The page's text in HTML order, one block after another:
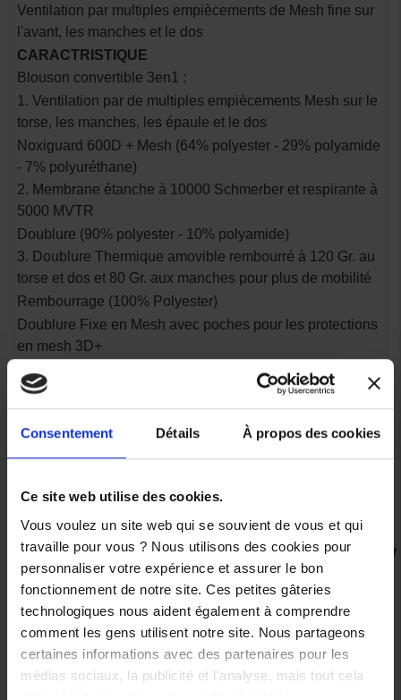
Consentement Détails À propos des cookies
Ce site web utilise des cookies.
Vous voulez un site web qui se souvient de vous et qui
travaille pour vous ? Nous utilisons des cookies pour
personnaliser votre expérience et assurer le bon
fonctionnement de notre site. Ces petites gâteries
technologiques nous aident également à comprendre
comment les gens utilisent notre site. Nous partageons
certaines informations avec des partenaires pour les
médias sociaux, la publicité et l'analyse, mais tout cela
Ventilation par multiples empiècements de Mesh fine sur
l'avant, les manches et le dos
CARACTRISTIQUE
Blouson convertible 3en1 :
1. Ventilation par de multiples empiècements Mesh sur le
torse, les manches, les épaule et le dos
Noxiguard 600D + Mesh (64% polyester - 29% polyamide
- 7% polyuréthane)
2. Membrane étanche à 10000 Schmerber et respirante à
5000 MVTR
Doublure (90% polyester - 10% polyamide)
3. Doublure Thermique amovible rembourré à 120 Gr. au
torse et dos et 80 Gr. aux manches pour plus de mobilité
Rembourrage (100% Polyester)
Doublure Fixe en Mesh avec poches pour les protections
en mesh 3D+
Patte de serrage et soufflet aux poignets
Patte de serrage bas de blouson
Patte pressionnée aux biceps
Poches : 2 extérieures pour les mains, 4 intérieure et 1
Connexion au pantalon par zip autour de la taille
VOUS AIMEREZ AUSSI
-50% -50%